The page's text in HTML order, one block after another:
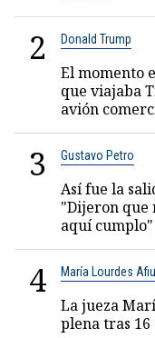
2 Donald Trump
El momento
que viajaba
avión
3 Gustavo Petro
Así fue la
"Dijeron que
aquí cumplo"
4 María Lourdes
La jueza
plena tras 16